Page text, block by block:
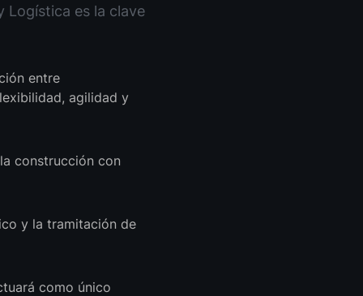
Logística es la clave
entre
agilidad y
construcción con
y la tramitación de
como único